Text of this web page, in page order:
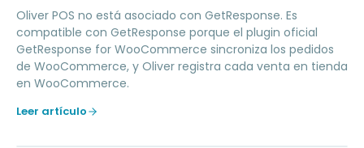
Oliver POS no está asociado con GetResponse. Es
compatible con GetResponse porque el plugin oficial
GetResponse for WooCommerce sincroniza los pedidos
de WooCommerce, y Oliver registra cada venta en tienda
en WooCommerce.
Leer artículo